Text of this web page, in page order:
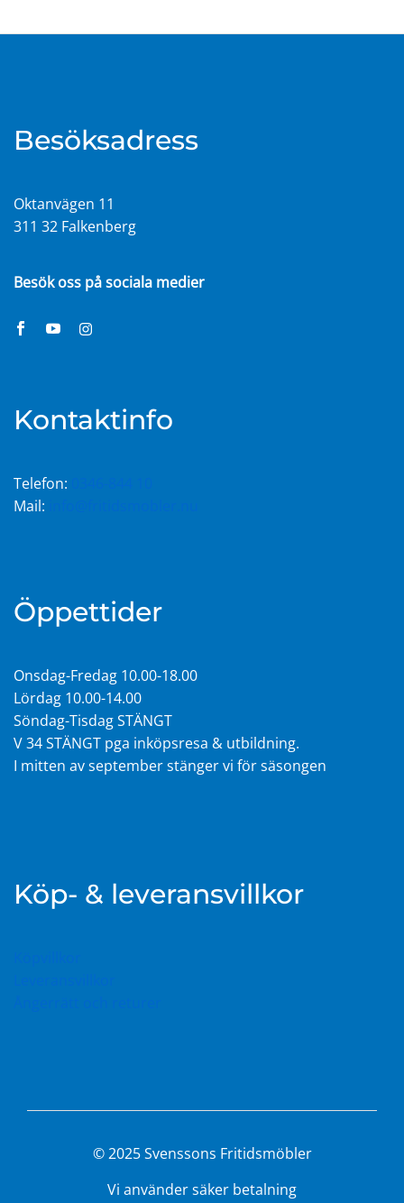
Besöksadress
Oktanvägen 11
311 32 Falkenberg
Besök oss på sociala medier
Kontaktinfo
Telefon:
Mail:
Öppettider
Onsdag-Fredag 10.00-18.00
Lördag 10.00-14.00
Söndag-Tisdag STÄNGT
V 34 STÄNGT pga inköpsresa & utbildning.
I mitten av september stänger vi för säsongen
Köp- & leveransvillkor
© 2025 Svenssons Fritidsmöbler
Vi använder säker betalning